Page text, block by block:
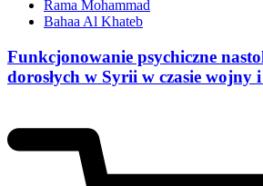
Rama Mohammad
Bahaa Al Khateb
Funkcjonowanie psychiczne
dorosłych w Syrii w czasie wojny